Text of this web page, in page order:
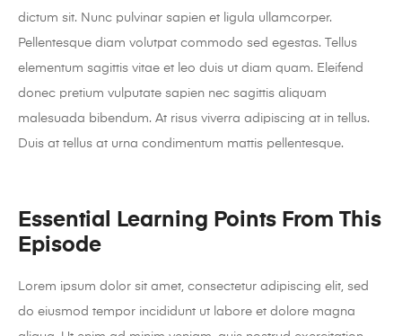
dictum sit. Nunc pulvinar sapien et ligula ullamcorper.
Pellentesque diam volutpat commodo sed egestas. Tellus
elementum sagittis vitae et leo duis ut diam quam. Eleifend
donec pretium vulputate sapien nec sagittis aliquam
malesuada bibendum. At risus viverra adipiscing at in tellus.
Duis at tellus at urna condimentum mattis pellentesque.
Essential Learning Points From This
Episode
Lorem ipsum dolor sit amet, consectetur adipiscing elit, sed
do eiusmod tempor incididunt ut labore et dolore magna